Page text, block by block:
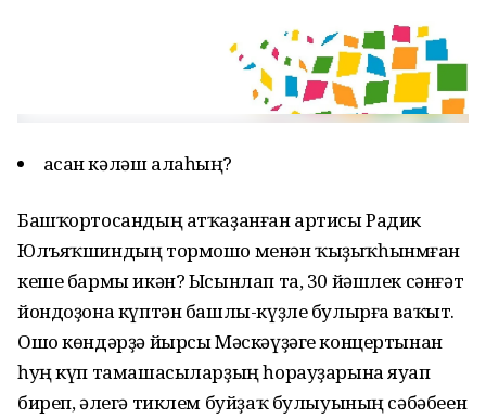
Ҡасан кәләш алаһың?
Башҡортосандың атҡаҙанған артисы Радик
Юлъяҡшиндың тормошо менән ҡыҙыҡһынмған
кеше бармы икән? Ысынлап та, 30 йәшлек сәнғәт
йондоҙона күптән башлы-күҙле булырға ваҡыт.
Ошо көндәрҙә йырсы Мәскәүҙәге концертынан
һуң күп тамашасыларҙың һорауҙарына яуап
биреп, әлегә тиклем буйҙаҡ булыуының сәбәбеен